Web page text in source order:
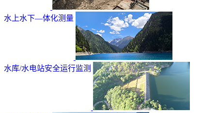
水上水下—体化测量
水库/水电站安全运行监测